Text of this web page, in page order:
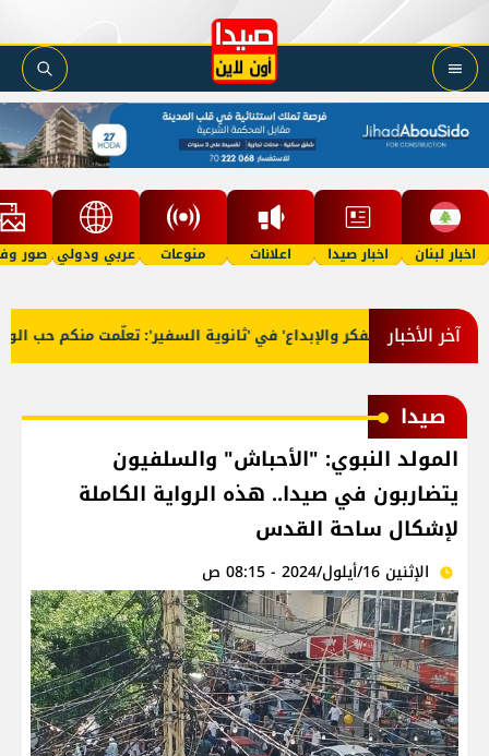
اخبار لبنان اخبار صيدا اعلانات منوعات عربي ودولي صور
آخر الأخبار
'فوج الفكر والإبداع' في 'ثانوية السفير': تعلّمت منكم حب الوطن
صيدا
المولد النبوي: "الأحباش" والسلفيون
يتضاربون في صيدا.. هذه الرواية الكاملة
لإشكال ساحة القدس
الإثنين 16/أيلول/2024 - 08:15 ص